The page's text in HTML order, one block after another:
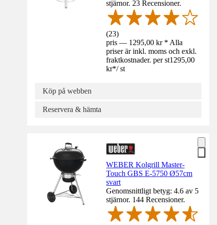
stjärnor. 23 Recensioner.
(23)
pris — 1295,00 kr * Alla
priser är inkl. moms och exkl.
fraktkostnader. per st1295,00
kr*/ st
Köp på webben
Reservera & hämta
WEBER Kolgrill Master-
Touch GBS E-5750 Ø57cm
svart
Genomsnittligt betyg: 4.6 av 5
stjärnor. 144 Recensioner.